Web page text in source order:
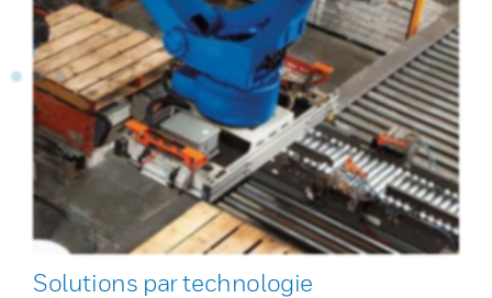
Solutions par technologie